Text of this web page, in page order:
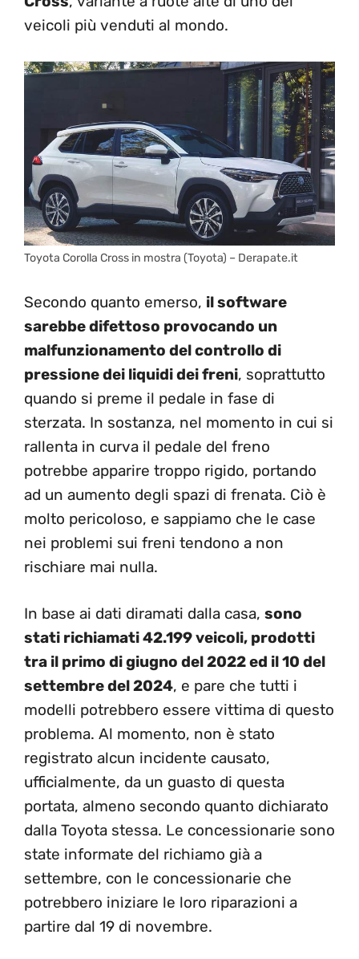
veicoli più venduti al mondo.
Toyota Corolla Cross in mostra (Toyota) – Derapate.it
Secondo quanto emerso, il software
sarebbe difettoso provocando un
malfunzionamento del controllo di
pressione dei liquidi dei freni, soprattutto
quando si preme il pedale in fase di
sterzata. In sostanza, nel momento in cui si
rallenta in curva il pedale del freno
potrebbe apparire troppo rigido, portando
ad un aumento degli spazi di frenata. Ciò è
molto pericoloso, e sappiamo che le case
nei problemi sui freni tendono a non
rischiare mai nulla.
In base ai dati diramati dalla casa, sono
stati richiamati 42.199 veicoli, prodotti
tra il primo di giugno del 2022 ed il 10 del
settembre del 2024, e pare che tutti i
modelli potrebbero essere vittima di questo
problema. Al momento, non è stato
registrato alcun incidente causato,
ufficialmente, da un guasto di questa
portata, almeno secondo quanto dichiarato
dalla Toyota stessa. Le concessionarie sono
state informate del richiamo già a
settembre, con le concessionarie che
potrebbero iniziare le loro riparazioni a
partire dal 19 di novembre.